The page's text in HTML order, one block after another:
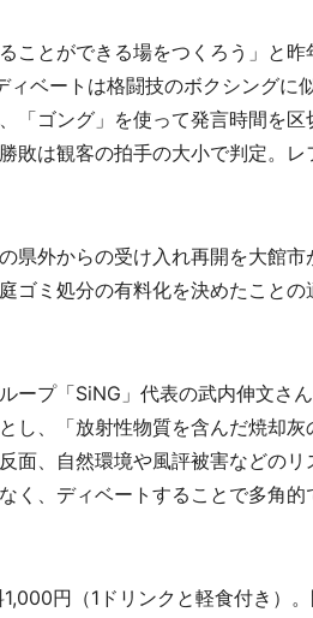
ことができる場をつくろう」と
ィベートは格闘技のボクシングに
「ゴング」を使って発言時間を
敗は観客の拍手の大小で判定。
県外からの受け入れ再開を大館
ゴミ処分の有料化を決めたこと
ープ「SiNG」代表の武内伸文さ
し、「放射性物質を含んだ焼却
面、自然環境や風評被害などの
く、ディベートすることで多角
円（1ドリンクと軽食付き）